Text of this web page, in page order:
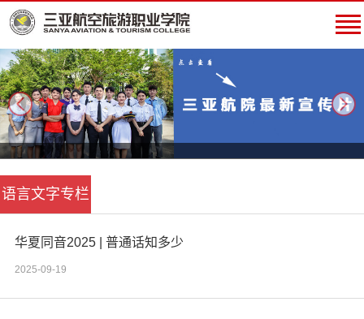
next
语言文字专栏
华夏同音2025 | 普通话知多少
2025-09-19